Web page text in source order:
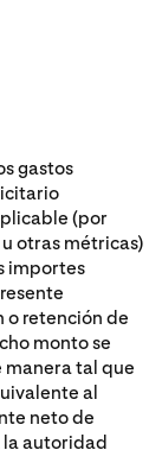
gastos
(por
otras métricas)
importes
o retención de
monto se
tal que
al
neto de
la autoridad